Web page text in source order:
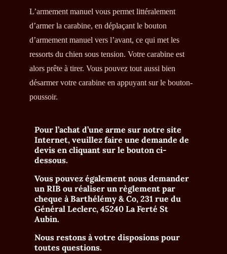
L’armement manuel vous permet littéralement
d’armer la carabine, en déplaçant le bouton
d’armement manuel vers l’avant, ce qui met les
ressorts du chien sous tension. Votre carabine est
alors prête à tirer. Vous pouvez tout aussi bien
désarmer votre carabine en appuyant sur le bouton-
poussoir.
Pour l’achat d’une arme sur notre site
Internet, veuillez faire une demande de
devis en cliquant sur le bouton ci-
dessous.
Vous pouvez également nous demander
un RIB ou réaliser un règlement par
cheque àBarthélémy & Co, 231 rue du
Général Leclerc, 45240 La Ferté St
Aubin.
Nous restons à votre disposions pour
toutes questions.